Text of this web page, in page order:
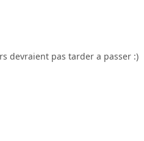
devraient pas tarder a passer :)